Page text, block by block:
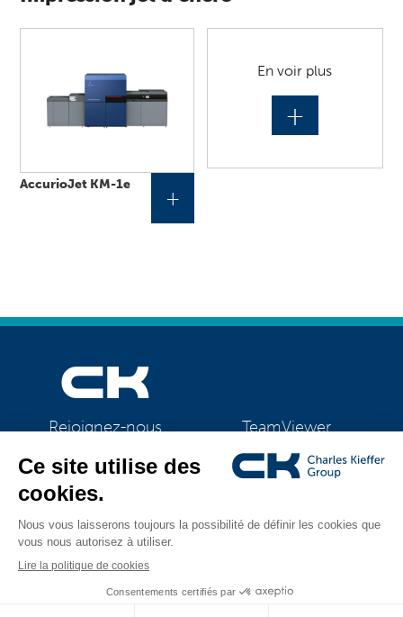
AccurioJet KM-1e
+
En voir plus
+
Rejoignez-nous TeamViewer
CK Support Mac / PC
©2026 CK Group
Tous droits réservés|Mentions légales
Politique de cookies|Gestion des cookies